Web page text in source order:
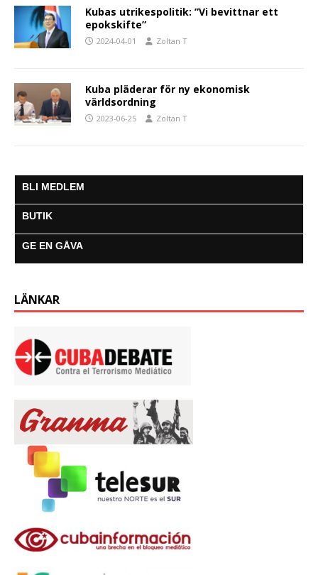
Kubas utrikespolitik: ”Vi bevittnar ett
epokskifte”
2024-04-01 Zoltan T
Kuba pläderar för ny ekonomisk
världsordning
2023-06-25 Zoltan T
BLI MEDLEM
BUTIK
GE EN GÅVA
LÄNKAR